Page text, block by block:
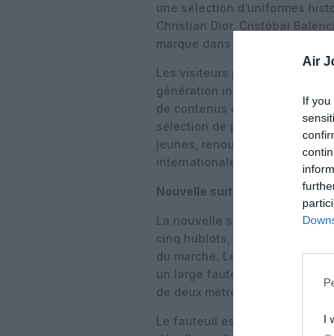
Air
If
I
une sélection d’uniformes
Christian Dior, Cristóbal
marque dans l’élégance à la
Les visiteurs peuvent
génération installé sur
de contenus diffusés sur 38
sélection de programmes
jeunes, renouvelés
internationale.
Nouvelle suite La Première :
La nouvelle suite La Première
cinq hublots, faisant de ce
du marché. Le concept
un large fauteuil et, de
de deux mètres de longueur.
Le fauteuil est doté de